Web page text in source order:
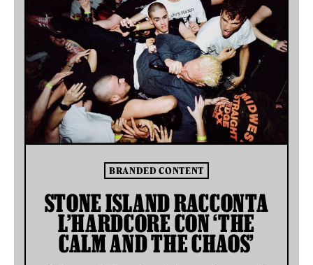
BRANDED CONTENT
STONE ISLAND RACCONTA
L’HARDCORE CON ‘THE
CALM AND THE CHAOS’